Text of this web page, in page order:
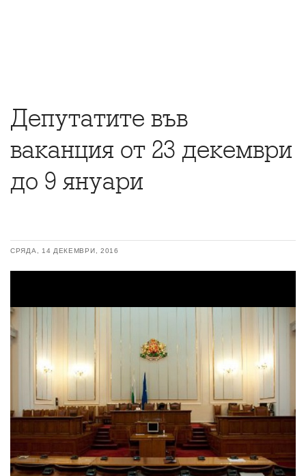
Депутатите във
ваканция от 23 декември
до 9 януари
СРЯДА, 14 ДЕКЕМВРИ, 2016